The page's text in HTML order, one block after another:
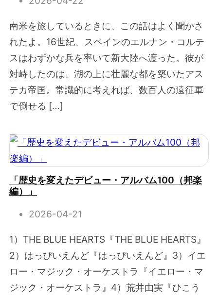
南米を旅しているときに、この話はよく聞かさ
れたよ。16世紀、スペインのエルナン・コルテ
スはわずかな兵を率いて新大陸へ渡った。彼が
対峙したのは、湖の上に壮麗な都を築いたアス
テカ帝国。常識的に考えれば、数百人の遠征軍
で倒せる […]
「歴史を変えたデビュー・アルバム100（邦楽
編）」
2026-04-21
1）THE BLUE HEARTS『THE BLUE HEARTS』
2）はっぴいえんど『はっぴいえんど』3）イエ
ロー・マジック・オーケストラ『イエロー・マ
ジック・オーケストラ』4）荒井由実『ひこう